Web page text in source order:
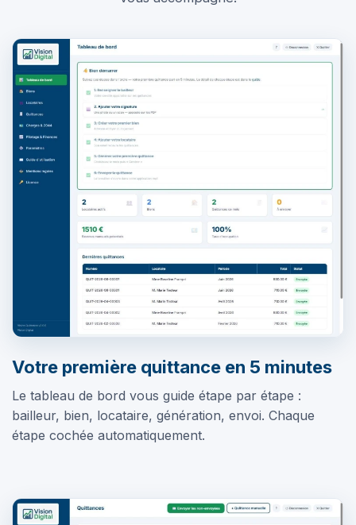
Votre première quittance en 5 minutes
Le tableau de bord vous guide étape par étape :
bailleur, bien, locataire, génération, envoi. Chaque
étape cochée automatiquement.